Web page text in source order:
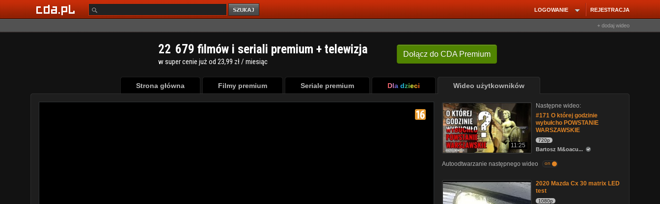
REJESTRACJA
LOGOWANIE
+ dodaj wideo
Dołącz do CDA Premium
22 679 filmów i seriali premium + telewizja
w super cenie już od 23,99 zł / miesiąc
Strona główna Filmy premium Seriale premium Dla dzieci Wideo użytkowników
11:25
Następne wideo:
#171 O której godzinie
wybułcho POWSTANIE
WARSZAWSKIE
720p
Bartosz M&oacu...
Autoodtwarzanie następnego wideo on
2020 Mazda Cx 30 matrix LED
test
1080p